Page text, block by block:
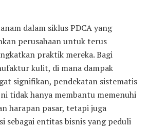
dalam siklus PDCA yang
perusahaan untuk terus
praktik mereka. Bagi
kulit, di mana dampak
signifikan, pendekatan sistematis
tidak hanya membantu memenuhi
harapan pasar, tetapi juga
sebagai entitas bisnis yang peduli